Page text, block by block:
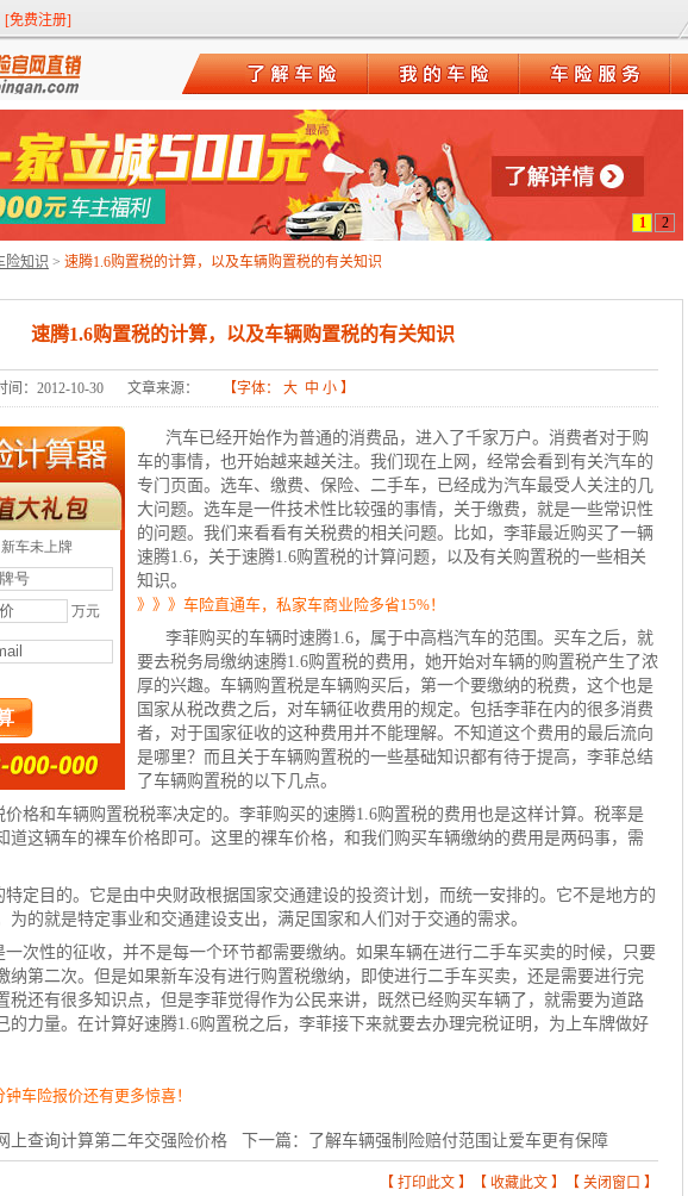
[免费注册]
1 2
险知识 > 速腾1.6购置税的计算，以及车辆购置税的有关知识
速腾1.6购置税的计算，以及车辆购置税的有关知识
间：2012-10-30 文章来源： 【字体： 大 中 小 】
汽车已经开始作为普通的消费品，进入了千家万户。消费者对于购
车的事情，也开始越来越关注。我们现在上网，经常会看到有关汽车的
专门页面。选车、缴费、保险、二手车，已经成为汽车最受人关注的几
大问题。选车是一件技术性比较强的事情，关于缴费，就是一些常识性
的问题。我们来看看有关税费的相关问题。比如，李菲最近购买了一辆
速腾1.6，关于速腾1.6购置税的计算问题，以及有关购置税的一些相关
知识。
》》》车险直通车，私家车商业险多省15%！
李菲购买的车辆时速腾1.6，属于中高档汽车的范围。买车之后，就
要去税务局缴纳速腾1.6购置税的费用，她开始对车辆的购置税产生了浓
厚的兴趣。车辆购置税是车辆购买后，第一个要缴纳的税费，这个也是
国家从税改费之后，对车辆征收费用的规定。包括李菲在内的很多消费
者，对于国家征收的这种费用并不能理解。不知道这个费用的最后流向
是哪里？而且关于车辆购置税的一些基础知识都有待于提高，李菲总结
了车辆购置税的以下几点。
格和车辆购置税税率决定的。李菲购买的速腾1.6购置税的费用也是这样计算。税率是
道这辆车的裸车价格即可。这里的裸车价格，和我们购买车辆缴纳的费用是两码事，需
定目的。它是由中央财政根据国家交通建设的投资计划，而统一安排的。它不是地方的
为的就是特定事业和交通建设支出，满足国家和人们对于交通的需求。
次性的征收，并不是每一个环节都需要缴纳。如果车辆在进行二手车买卖的时候，只要
纳第二次。但是如果新车没有进行购置税缴纳，即使进行二手车买卖，还是需要进行完
税还有很多知识点，但是李菲觉得作为公民来讲，既然已经购买车辆了，就需要为道路
的力量。在计算好速腾1.6购置税之后，李菲接下来就要去办理完税证明，为上车牌做好
车险报价还有更多惊喜！
上查询计算第二年交强险价格 下一篇： 了解车辆强制险赔付范围让爱车更有保障
【 打印此文 】【 收藏此文 】【 关闭窗口 】